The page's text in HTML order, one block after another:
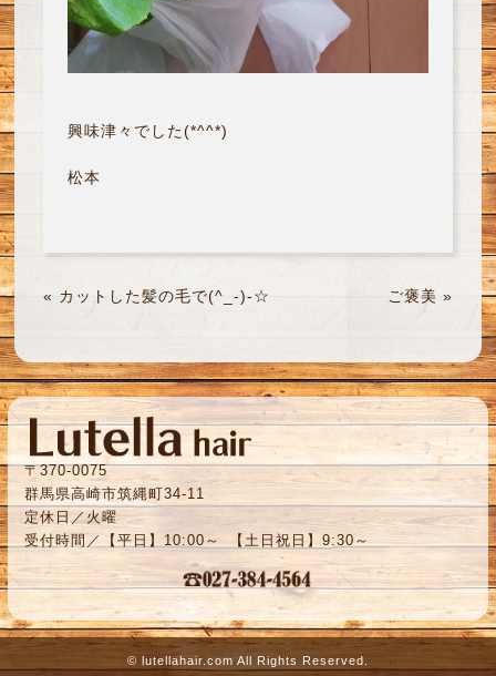
興味津々でした(*^^*)
松本
« カットした髪の毛で(^_-)-☆ ご褒美 »
〒370-0075
群馬県高崎市筑縄町34-11
定休日／火曜
受付時間／【平日】10:00～ 【土日祝日】9:30～
© lutellahair.com All Rights Reserved.